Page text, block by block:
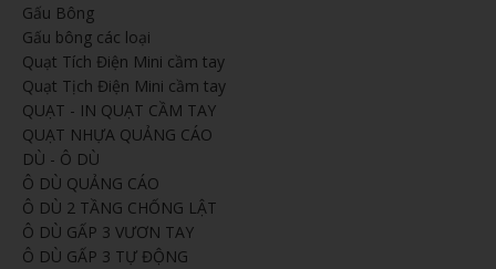
Gấu Bông
Gấu bông các loại
Quạt Tích Điện Mini cầm tay
Quạt Tịch Điện Mini cầm tay
QUẠT - IN QUẠT CẦM TAY
QUẠT NHỰA QUẢNG CÁO
DÙ - Ô DÙ
Ô DÙ QUẢNG CÁO
Ô DÙ 2 TẦNG CHỐNG LẬT
Ô DÙ GẤP 3 VƯƠN TAY
Ô DÙ GẤP 3 TỰ ĐỘNG